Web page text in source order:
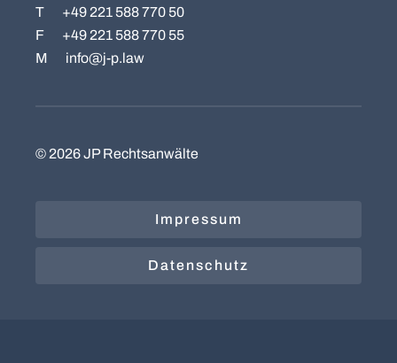
T
+49 221 588 770 50
F
+49 221 588 770 55
M
info@j-p.law
© 2026JP Rechtsanwälte
Impressum
Datenschutz